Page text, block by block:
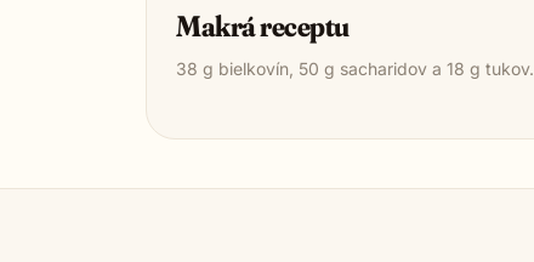
Makrá receptu
38 g bielkovín, 50 g sacharidov a 18 g tukov.